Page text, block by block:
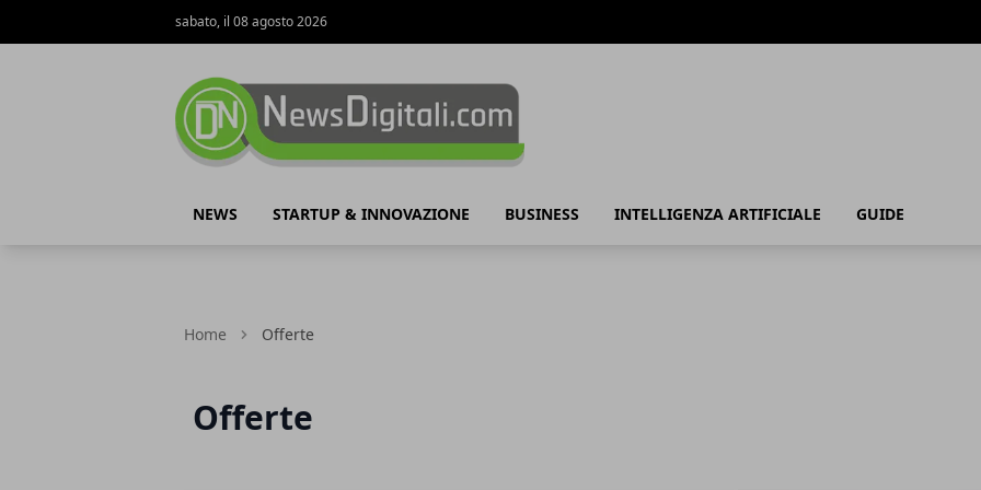
sabato, il 08 agosto 2026
NEWS STARTUP & INNOVAZIONE BUSINESS INTELLIGENZA ARTIFICIALE GUIDE
Home Offerte
Offerte